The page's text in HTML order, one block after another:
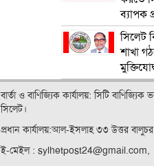
ব্যাপক
সিলেট
শাখা
বার্তা ও বাণিজ্যিক কার্যালয়: সিটি
সিলেট।
প্রধান কার্যালয়:আল-ইসলাহ ৩৩ উত্তর বালুচর
ই-মেইল : sylhetpost24@gmail.com,